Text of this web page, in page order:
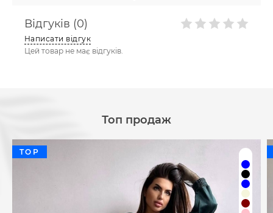
Відгуків (0)
Написати відгук
Цей товар не має відгуків.
Топ продаж
TOP